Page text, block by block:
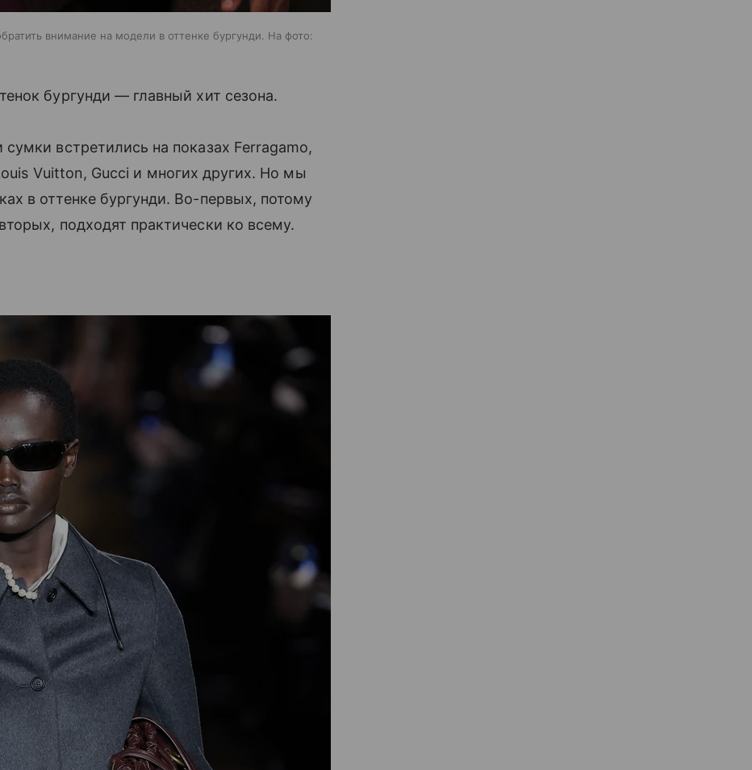
внимание на модели в оттенке бургунди. На фото:
бургунди — главный хит сезона.
встретились на показах Ferragamo,
Vuitton, Gucci и многих других. Но мы
в оттенке бургунди. Во-первых, потому
подходят практически ко всему.